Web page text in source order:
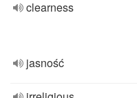
clearness
jasność